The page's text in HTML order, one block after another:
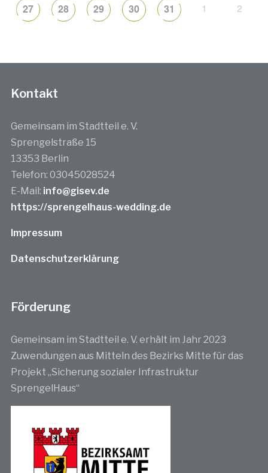
27 28 29 30 31 1 2
Kontakt
Gemeinsam im Stadtteil e. V.
Sprengelstraße 15
13353 Berlin
Telefon: 03045028524
E-Mail: info@gisev.de
https://sprengelhaus-wedding.de
Impressum
Datenschutzerklärung
Förderung
Gemeinsam im Stadtteil e. V. erhält im Jahr 2023
Zuwendungen aus Mitteln des Bezirks Mitte für das
Projekt „Sicherung sozialer Infrastruktur
SprengelHaus“